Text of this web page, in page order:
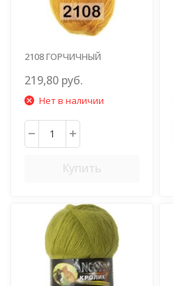
2108 ГОРЧИЧНЫЙ
219,80 руб.
Нет в наличии
Купить